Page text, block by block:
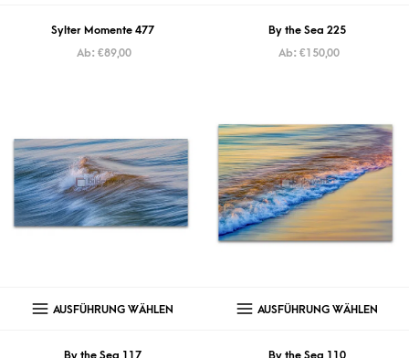
Sylter Momente 477
Ab: €89,00
By the Sea 225
Ab: €150,00
AUSFÜHRUNG WÄHLEN
By the Sea 117
AUSFÜHRUNG WÄHLEN
By the Sea 110